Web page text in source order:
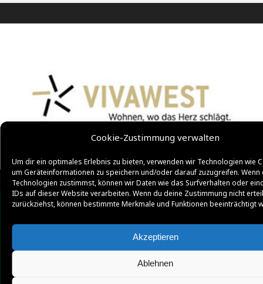
Cookie-Zustimmung verwalten
Um dir ein optimales Erlebnis zu bieten, verwenden wir Technologien wie
um Geräteinformationen zu speichern und/oder darauf zuzugreifen. Wenn
Technologien zustimmst, können wir Daten wie das Surfverhalten oder
IDs auf dieser Website verarbeiten. Wenn du deine Zustimmung nicht
zurückziehst, können bestimmte Merkmale und Funktionen beeinträchtigt
Akzeptieren
Ablehnen